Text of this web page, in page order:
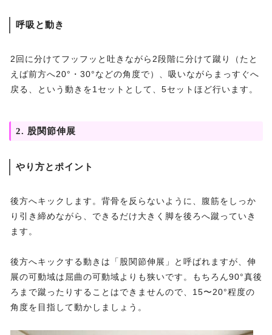
呼吸と動き
2回に分けてフッフッと吐きながら2段階に分けて蹴り（たと
えば前方へ20°・30°などの角度で）、吸いながらまっすぐへ
戻る、という動きを1セットとして、5セットほど行います。
2. 股関節伸展
やり方とポイント
後方へキックします。背骨を反らないように、腹筋をしっか
り引き締めながら、できるだけ大きく脚を後ろへ蹴っていき
ます。
後方へキックする動きは「股関節伸展」と呼ばれますが、伸
展の可動域は屈曲の可動域よりも狭いです。もちろん90°真後
ろまで蹴ったりすることはできませんので、15〜20°程度の
角度を目指して動かしましょう。